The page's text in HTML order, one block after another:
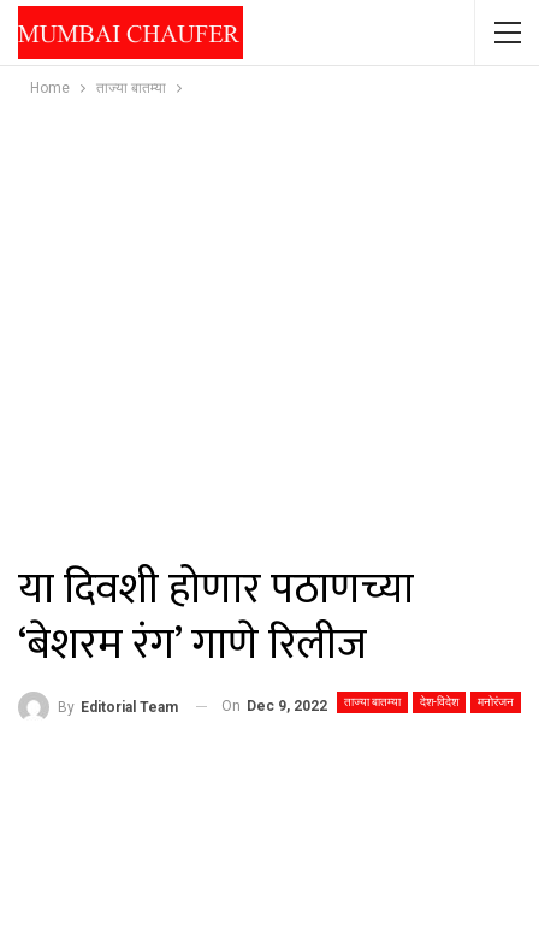
Home ताज्या बातम्या
या दिवशी होणार पठाणच्या
‘बेशरम रंग’ गाणे रिलीज
ताज्या बातम्या देश-विदेश मनोरंजन
By Editorial Team On Dec 9, 2022